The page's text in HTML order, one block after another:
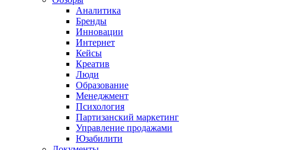
Аналитика
Бренды
Инновации
Интернет
Кейсы
Креатив
Люди
Образование
Менеджмент
Психология
Партизанский маркетинг
Управление продажами
Юзабилити